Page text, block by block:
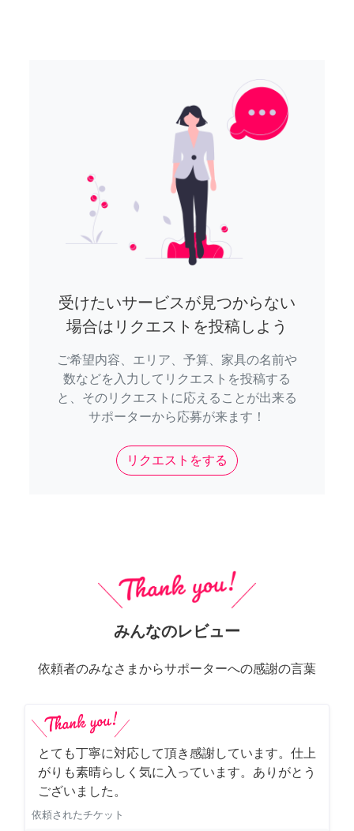
受けたいサービスが見つからない
場合はリクエストを投稿しよう
ご希望内容、エリア、予算、家具の名前や
数などを入力してリクエストを投稿する
と、そのリクエストに応えることが出来る
サポーターから応募が来ます！
リクエストをする
みんなのレビュー
依頼者のみなさまからサポーターへの感謝の言葉
とても丁寧に対応して頂き感謝しています。仕上
がりも素晴らしく気に入っています。ありがとう
ございました。
依頼されたチケット